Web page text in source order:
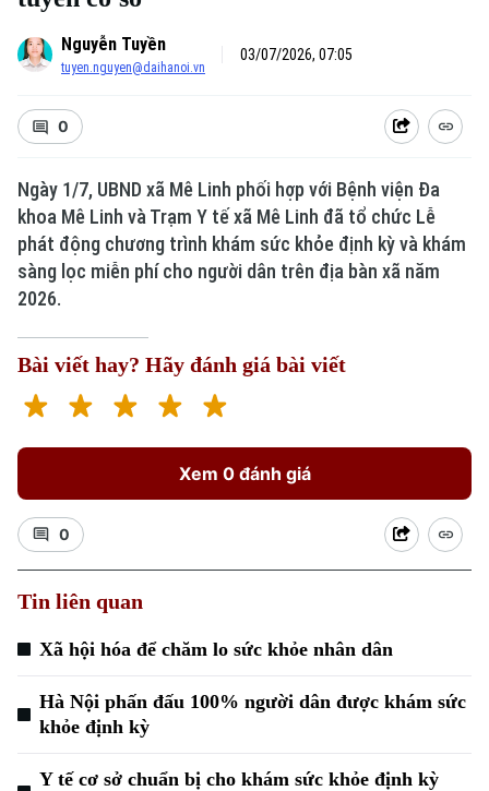
Nguyễn Tuyền
tuyen.nguyen@daihanoi.vn
03/07/2026, 07:05
0
Ngày 1/7, UBND xã Mê Linh phối hợp với Bệnh viện Đa
khoa Mê Linh và Trạm Y tế xã Mê Linh đã tổ chức Lễ
phát động chương trình khám sức khỏe định kỳ và khám
sàng lọc miễn phí cho người dân trên địa bàn xã năm
2026.
Bài viết hay? Hãy đánh giá bài viết
Xem 0 đánh giá
0
Tin liên quan
Xã hội hóa để chăm lo sức khỏe nhân dân
Hà Nội phấn đấu 100% người dân được khám sức
khỏe định kỳ
Y tế cơ sở chuẩn bị cho khám sức khỏe định kỳ